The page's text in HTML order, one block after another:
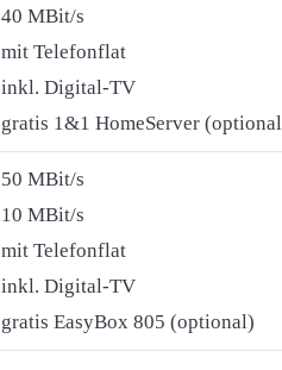
40 MBit/s
mit Telefonflat
inkl. Digital-TV
gratis 1&1 HomeServer
50 MBit/s
10 MBit/s
mit Telefonflat
inkl. Digital-TV
gratis EasyBox 805 (optional)